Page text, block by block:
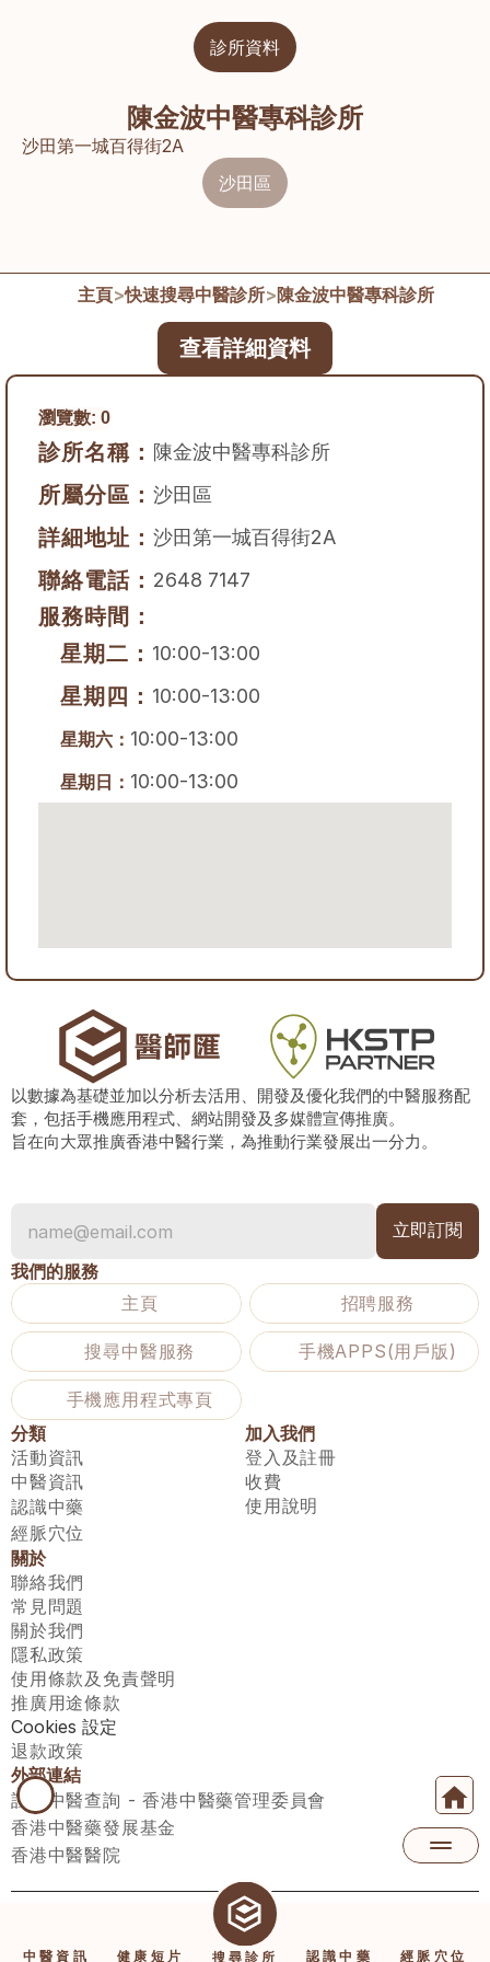
中醫資訊 健康短片 搜尋診所 認識中藥 經脈穴位
診所資料
陳金波中醫專科診所
沙田第一城百得街2A
沙田區
查看詳細資料
瀏覽數: 0
診所名稱： 陳金波中醫專科診所
所屬分區： 沙田區
詳細地址： 沙田第一城百得街2A
聯絡電話： 2648 7147
服務時間：
星期二： 10:00-13:00
星期四： 10:00-13:00
星期六： 10:00-13:00
星期日： 10:00-13:00
主頁>快速搜尋中醫診所>陳金波中醫專科診所
以數據為基礎並加以分析去活用、開發及優化我們的中醫服務配
套，包括手機應用程式、網站開發及多媒體宣傳推廣。
旨在向大眾推廣香港中醫行業，為推動行業發展出一分力。
我們的服務
主頁
招聘服務
搜尋中醫服務 手機APPS(用戶版)
手機應用程式專頁
分類
活動資訊
中醫資訊
認識中藥
經脈穴位
加入我們
登入及註冊
收費
使用說明
關於
聯絡我們
常見問題
關於我們
隱私政策
使用條款及免責聲明
推廣用途條款
Cookies 設定
退款政策
外部連結
註冊中醫查詢 - 香港中醫藥管理委員會
香港中醫藥發展基金
香港中醫醫院
醫師匯有限公司 ECWAY LIMITED Copyright 2026© All rights
reserved. 台灣地區：統一編號：00531876 稅籍編號：A100320069